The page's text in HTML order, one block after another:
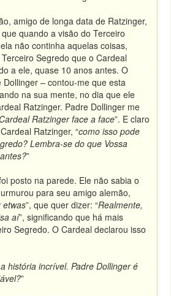
amigo de longa data de Ratzinger,
quando a visão do Terceiro
não continha aquelas coisas,
Segredo que o Cardeal
a ele, quase 10 anos antes. O
– contou-me que esta
na sua mente, no dia que ele
Ratzinger. Padre Dollinger me
Ratzinger face a face”. E claro
Ratzinger, “como isso pode
Lembra-se do que Vossa
”
posto na parede. Ele não sabia o
para seu amigo alemão,
etwas”, que quer dizer: “Realmente,
aí”, significando que há mais
Segredo. O Cardeal declarou isso
história incrível. Padre Dollinger é
”